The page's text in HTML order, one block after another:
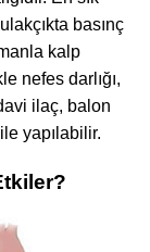
basınç
kalp
nefes darlığı,
ilaç, balon
yapılabilir.